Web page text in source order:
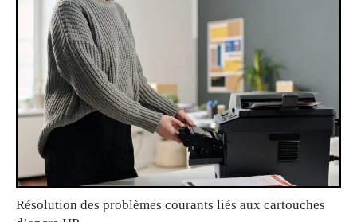
Résolution des problèmes courants liés aux cartouches